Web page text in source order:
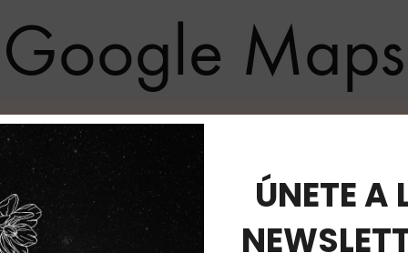
Google Maps
Cloud Project at https://console.cloud.google.com/
gmp-get-started
DEFAULT MAP
ÚNETE A